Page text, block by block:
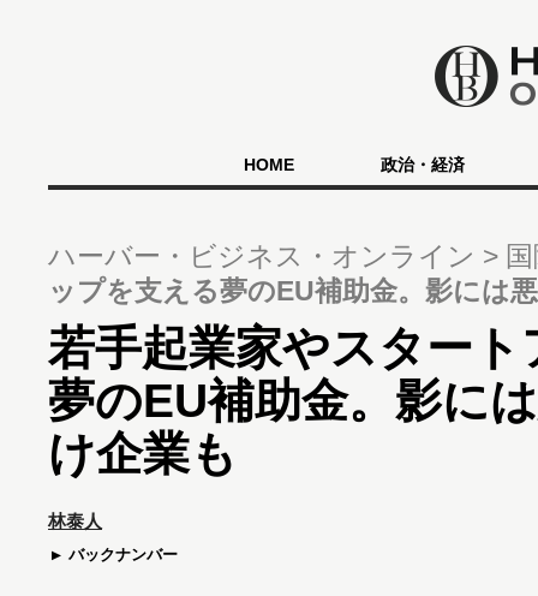
HOME 政治・経済
ハーバー・ビジネス・オンライン
ップを支える夢のEU補助金。影には
若手起業家やスター
夢のEU補助金。影に
け企業も
林泰人
バックナンバー